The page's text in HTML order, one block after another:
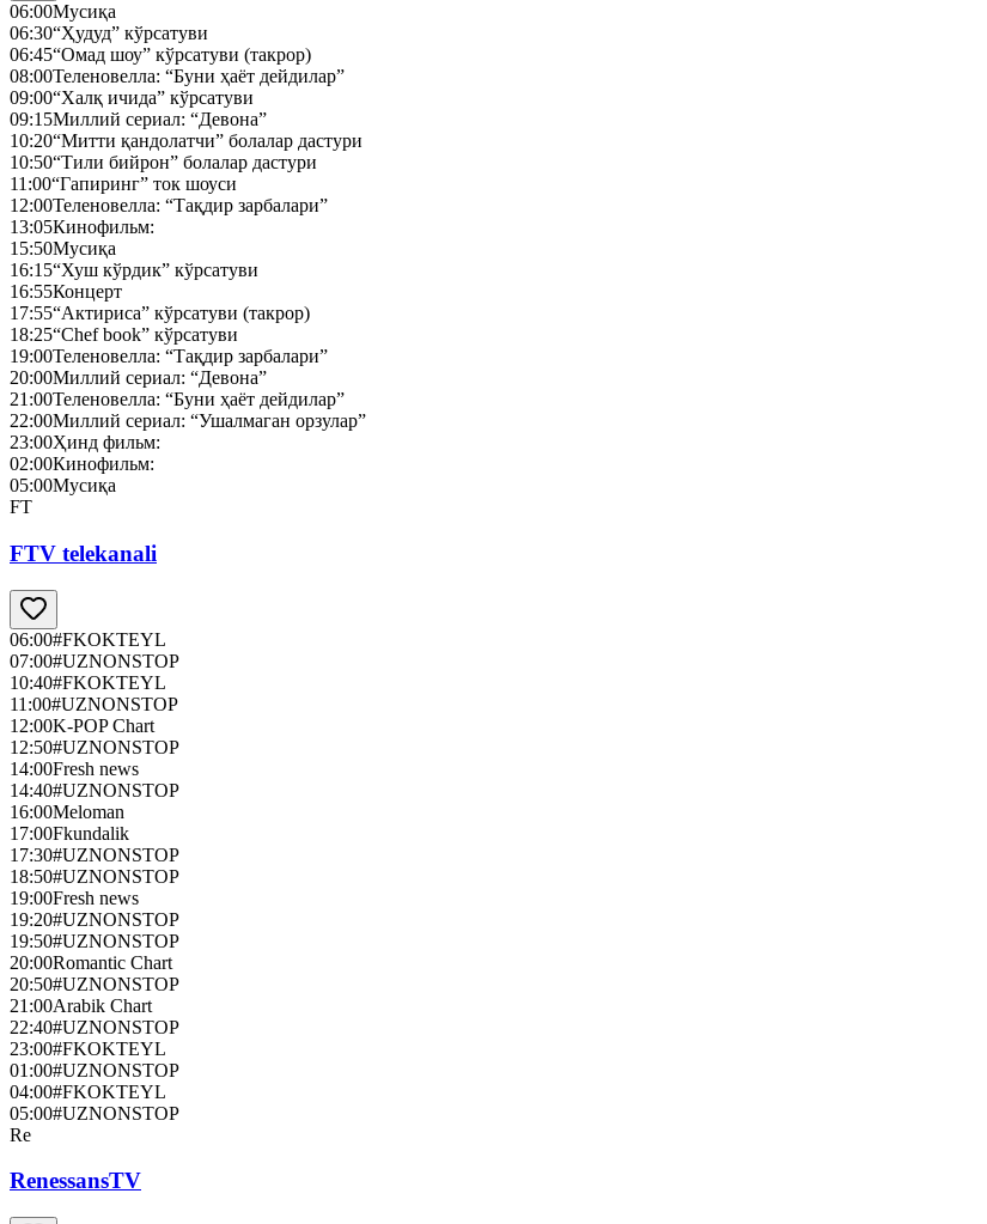
06:00Мусиқа
06:30“Ҳудуд” кўрсатуви
06:45“Омад шоу” кўрсатуви (такрор)
08:00Теленовелла: “Буни ҳаёт дейдилар”
09:00“Халқ ичида” кўрсатуви
09:15Миллий сериал: “Девона”
10:20“Митти қандолатчи” болалар дастури
10:50“Тили бийрон” болалар дастури
11:00“Гапиринг” ток шоуси
12:00Теленовелла: “Тақдир зарбалари”
13:05Кинофильм:
15:50Мусиқа
16:15“Хуш кўрдик” кўрсатуви
16:55Концерт
17:55“Актириса” кўрсатуви (такрор)
18:25“Chef book” кўрсатуви
19:00Теленовелла: “Тақдир зарбалари”
20:00Миллий сериал: “Девона”
21:00Теленовелла: “Буни ҳаёт дейдилар”
22:00Миллий сериал: “Ушалмаган орзулар”
23:00Ҳинд фильм:
02:00Кинофильм:
05:00Мусиқа
FT
FTV telekanali
06:00#FKOKTEYL
07:00#UZNONSTOP
10:40#FKOKTEYL
11:00#UZNONSTOP
12:00K-POP Chart
12:50#UZNONSTOP
14:00Fresh news
14:40#UZNONSTOP
16:00Meloman
17:00Fkundalik
17:30#UZNONSTOP
18:50#UZNONSTOP
19:00Fresh news
19:20#UZNONSTOP
19:50#UZNONSTOP
20:00Romantic Chart
20:50#UZNONSTOP
21:00Arabik Chart
22:40#UZNONSTOP
23:00#FKOKTEYL
01:00#UZNONSTOP
04:00#FKOKTEYL
05:00#UZNONSTOP
Re
RenessansTV